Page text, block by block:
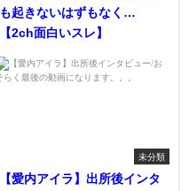
も起きないはずもなく…
【2ch面白いスレ】
未分類
【愛内アイラ】出所後インタ